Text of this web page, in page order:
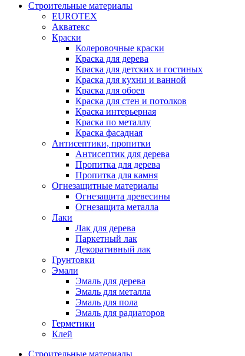
Строительные материалы
EUROTEX
Акватекс
Краски
Колеровочные краски
Краска для дерева
Краска для детских и гостиных
Краска для кухни и ванной
Краска для обоев
Краска для стен и потолков
Краска интерьерная
Краска по металлу
Краска фасадная
Антисептики, пропитки
Антисептик для дерева
Пропитка для дерева
Пропитка для камня
Огнезащитные материалы
Огнезащита древесины
Огнезащита металла
Лаки
Лак для дерева
Паркетный лак
Декоративный лак
Грунтовки
Эмали
Эмаль для дерева
Эмаль для металла
Эмаль для пола
Эмаль для радиаторов
Герметики
Клей
Строительные материалы